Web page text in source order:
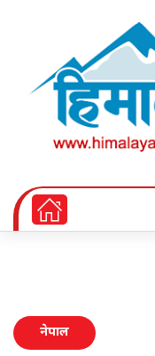
नेपाल